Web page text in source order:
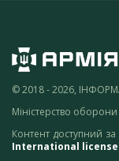
© 2018 - 2026,
Міністерство
Контент доступний за
International license